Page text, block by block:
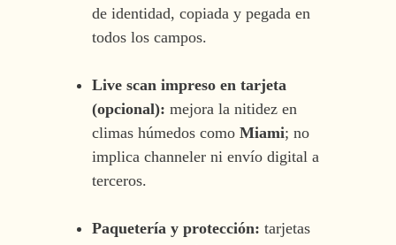
de identidad, copiada y pegada en
todos los campos.
Live scan impreso en tarjeta
(opcional): mejora la nitidez en
climas húmedos como Miami; no
implica channeler ni envío digital a
terceros.
Paquetería y protección: tarjetas